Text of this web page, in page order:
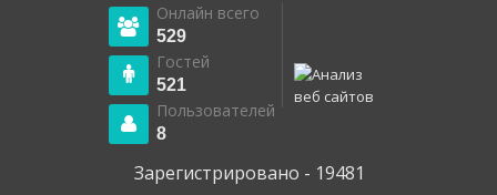
Онлайн всего
529
Гостей
521
Пользователей
8
Зарегистрировано - 19481